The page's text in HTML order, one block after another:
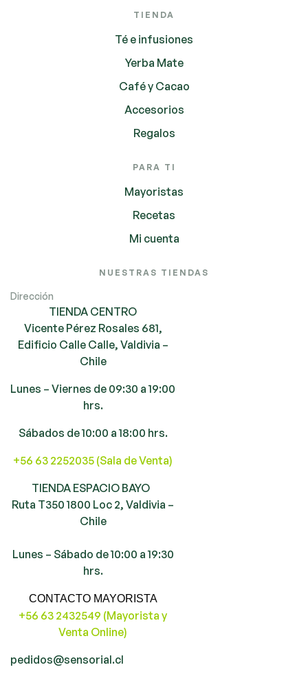
TIENDA
Té e infusiones
Yerba Mate
Café y Cacao
Accesorios
Regalos
PARA TI
Mayoristas
Recetas
Mi cuenta
NUESTRAS TIENDAS
Dirección
TIENDA CENTRO
Vicente Pérez Rosales 681,
Edificio Calle Calle, Valdivia –
Chile
Lunes – Viernes de 09:30 a 19:00
hrs.
Sábados de 10:00 a 18:00 hrs.
+56 63 2252035 (Sala de Venta)
TIENDA ESPACIO BAYO
Ruta T350 1800 Loc 2, Valdivia –
Chile
Lunes – Sábado de 10:00 a 19:30
hrs.
CONTACTO MAYORISTA
+56 63 2432549 (Mayorista y
Venta Online)
pedidos@sensorial.cl